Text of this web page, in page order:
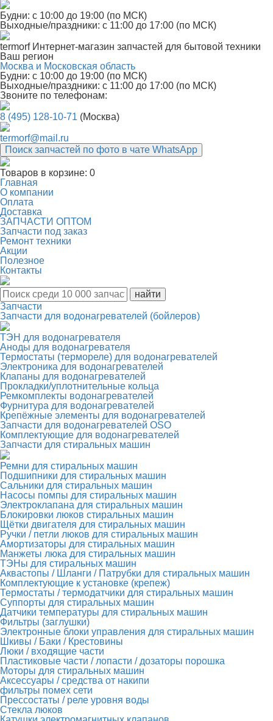
Будни: с 10:00 до 19:00 (по МСК)
Выходные/праздники: с 11:00 до 17:00 (по МСК)
termorf Интернет-магазин запчастей для бытовой техники
Ваш регион
Москва и Московская область
Будни: с 10:00 до 19:00 (по МСК)
Выходные/праздники: с 11:00 до 17:00 (по МСК)
Звоните по телефонам:
8 (495) 128-10-71 (Москва)
termorf@mail.ru
Поиск запчастей по фото в чате WhatsApp
Товаров в корзине: 0
Главная
О компании
Оплата
Доставка
ЗАПЧАСТИ ОПТОМ
Запчасти под заказ
Ремонт техники
Акции
Полезное
Контакты
Запчасти
Запчасти для водонагревателей (бойлеров)
ТЭН для водонагревателя
Аноды для водонагревателя
Термостаты (термореле) для водонагревателей
Электроника для водонагревателей
Клапаны для водонагревателей
Прокладки/уплотнительные кольца
Ремкомплекты водонагревателей
Фурнитура для водонагревателей
Крепёжные элементы для водонагревателей
Запчасти для водонагревателей OSO
Комплектующие для водонагревателей
Запчасти для стиральных машин
Ремни для стиральных машин
Подшипники для стиральных машин
Сальники для стиральных машин
Насосы помпы для стиральных машин
Электроклапана для стиральных машин
Блокировки люков стиральных машин
Щётки двигателя для стиральных машин
Ручки / петли люков для стиральных машин
Амортизаторы для стиральных машин
Манжеты люка для стиральных машин
ТЭНы для стиральных машин
Аквастопы / Шланги / Патрубки для стиральных машин
Комплектующие к установке (крепеж)
Термостаты / термодатчики для стиральных машин
Суппорты для стиральных машин
Датчики температуры для стиральных машин
Фильтры (заглушки)
Электронные блоки управления для стиральных машин
Шкивы / Баки / Крестовины
Люки / входящие части
Пластиковые части / лопасти / дозаторы порошка
Моторы для стиральных машин
Аксессуары / средства от накипи
фильтры помех сети
Прессостаты / реле уровня воды
Стекла люков